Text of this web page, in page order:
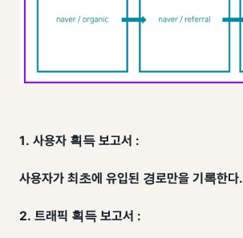
1. 사용자 획득 보고서 :
사용자가 최초에 유입된 경로만을 기록한다.
2. 트래픽 획득 보고서 :